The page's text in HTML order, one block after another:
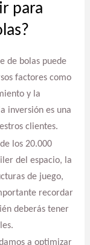
para
de bolas puede
factores como
y la
inversión es una
clientes.
los 20.000
del espacio, la
de juego,
recordar
deberás tener
a optimizar